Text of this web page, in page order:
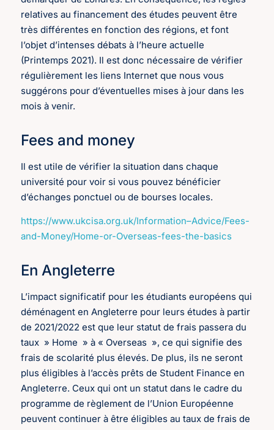
relatives au financement des études peuvent être
très différentes en fonction des régions, et font
l’objet d’intenses débats à l’heure actuelle
(Printemps 2021). Il est donc nécessaire de vérifier
régulièrement les liens Internet que nous vous
suggérons pour d’éventuelles mises à jour dans les
mois à venir.
Fees and money
Il est utile de vérifier la situation dans chaque
université pour voir si vous pouvez bénéficier
d’échanges ponctuel ou de bourses locales.
https://www.ukcisa.org.uk/Information–Advice/Fees-
and-Money/Home-or-Overseas-fees-the-basics
En Angleterre
L’impact significatif pour les étudiants européens qui
déménagent en Angleterre pour leurs études à partir
de 2021/2022 est que leur statut de frais passera du
taux » Home » à « Overseas », ce qui signifie des
frais de scolarité plus élevés. De plus, ils ne seront
plus éligibles à l’accès prêts de Student Finance en
Angleterre. Ceux qui ont un statut dans le cadre du
programme de règlement de l’Union Européenne
peuvent continuer à être éligibles au taux de frais de